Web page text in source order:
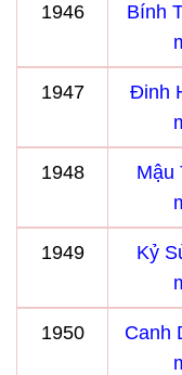
1946
Bính
1947
Đinh
1948
Mậu
1949
Kỷ
1950
Canh